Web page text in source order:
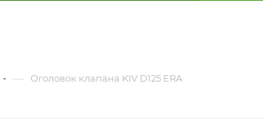
— Оголовок клапана KIV D125 ERA